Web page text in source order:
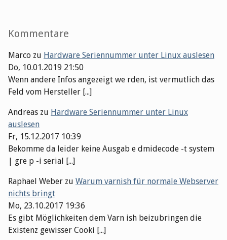
Kommentare
Marco zu Hardware Seriennummer unter Linux auslesen
Do, 10.01.2019 21:50
Wenn andere Infos angezeigt we rden, ist vermutlich das
Feld vom Hersteller [...]
Andreas zu Hardware Seriennummer unter Linux
auslesen
Fr, 15.12.2017 10:39
Bekomme da leider keine Ausgab e dmidecode -t system
| gre p -i serial [...]
Raphael Weber zu Warum varnish für normale Webserver
nichts bringt
Mo, 23.10.2017 19:36
Es gibt Möglichkeiten dem Varn ish beizubringen die
Existenz gewisser Cooki [...]